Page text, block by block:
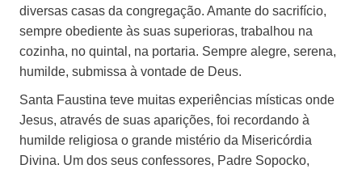
diversas casas da congregação. Amante do sacrifício,
sempre obediente às suas superioras, trabalhou na
cozinha, no quintal, na portaria. Sempre alegre, serena,
humilde, submissa à vontade de Deus.
Santa Faustina teve muitas experiências místicas onde
Jesus, através de suas aparições, foi recordando à
humilde religiosa o grande mistério da Misericórdia
Divina. Um dos seus confessores, Padre Sopocko,